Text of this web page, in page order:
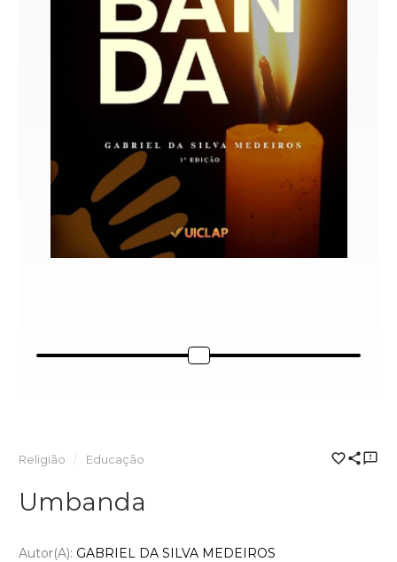
Religião Educação
Umbanda
Autor(a): GABRIEL DA SILVA MEDEIROS